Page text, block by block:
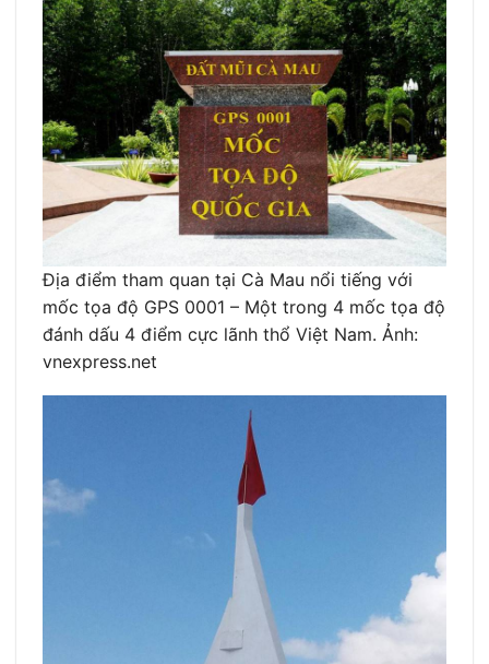
Địa điểm tham quan tại Cà Mau nổi tiếng với
mốc tọa độ GPS 0001 – Một trong 4 mốc tọa độ
đánh dấu 4 điểm cực lãnh thổ Việt Nam. Ảnh:
vnexpress.net